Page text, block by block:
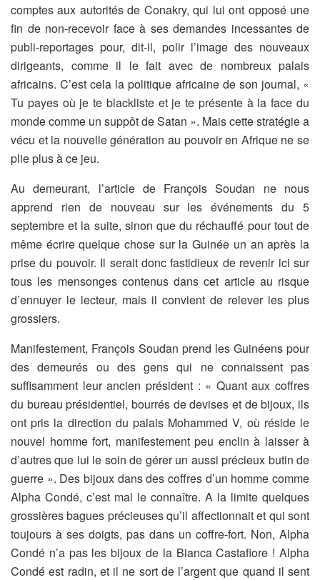
comptes aux autorités de Conakry, qui lui ont opposé une
fin de non-recevoir face à ses demandes incessantes de
publi-reportages pour, dit-il, polir l’image des nouveaux
dirigeants, comme il le fait avec de nombreux palais
africains. C’est cela la politique africaine de son journal, «
Tu payes où je te blackliste et je te présente à la face du
monde comme un suppôt de Satan ». Mais cette stratégie a
vécu et la nouvelle génération au pouvoir en Afrique ne se
plie plus à ce jeu.
Au demeurant, l’article de François Soudan ne nous
apprend rien de nouveau sur les événements du 5
septembre et la suite, sinon que du réchauffé pour tout de
même écrire quelque chose sur la Guinée un an après la
prise du pouvoir. Il serait donc fastidieux de revenir ici sur
tous les mensonges contenus dans cet article au risque
d’ennuyer le lecteur, mais il convient de relever les plus
grossiers.
Manifestement, François Soudan prend les Guinéens pour
des demeurés ou des gens qui ne connaissent pas
suffisamment leur ancien président : « Quant aux coffres
du bureau présidentiel, bourrés de devises et de bijoux, ils
ont pris la direction du palais Mohammed V, où réside le
nouvel homme fort, manifestement peu enclin à laisser à
d’autres que lui le soin de gérer un aussi précieux butin de
guerre ». Des bijoux dans des coffres d’un homme comme
Alpha Condé, c’est mal le connaître. A la limite quelques
grossières bagues précieuses qu’il affectionnait et qui sont
toujours à ses doigts, pas dans un coffre-fort. Non, Alpha
Condé n’a pas les bijoux de la Bianca Castafiore ! Alpha
Condé est radin, et il ne sort de l’argent que quand il sent